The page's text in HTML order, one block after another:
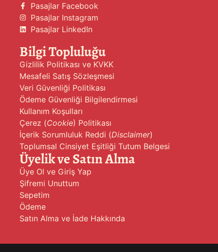
Pasajlar Facebook
Pasajlar Instagram
Pasajlar LinkedIn
Bilgi Topluluğu
Gizlilik Politikası ve KVKK
Mesafeli Satış Sözleşmesi
Veri Güvenliği Politikası
Ödeme Güvenliği Bilgilendirmesi
Kullanım Koşulları
Çerez (Cookie) Politikası
İçerik Sorumluluk Reddi (Disclaimer)
Toplumsal Cinsiyet Eşitliği Tutum Belgesi
Üyelik ve Satın Alma
Üye Ol ve Giriş Yap
Şifremi Unuttum
Sepetim
Ödeme
Satın Alma ve İade Hakkında